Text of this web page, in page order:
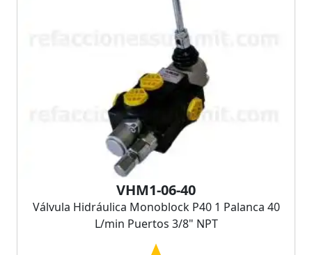
VHM1-06-40
Válvula Hidráulica Monoblock P40 1 Palanca 40
L/min Puertos 3/8" NPT